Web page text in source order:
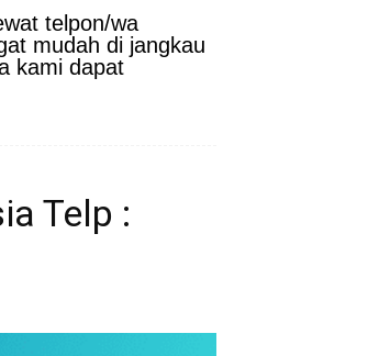
telpon/wa
mudah di jangkau
kami dapat
Telp :